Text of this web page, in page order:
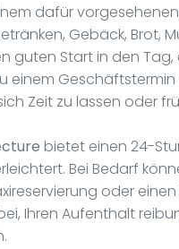
dafür
Gebäck, Brot,
Start in den Tag,
einem
Zeit zu lassen oder
bietet einen 24-
Bei Bedarf
oder
Ihren Aufenthalt